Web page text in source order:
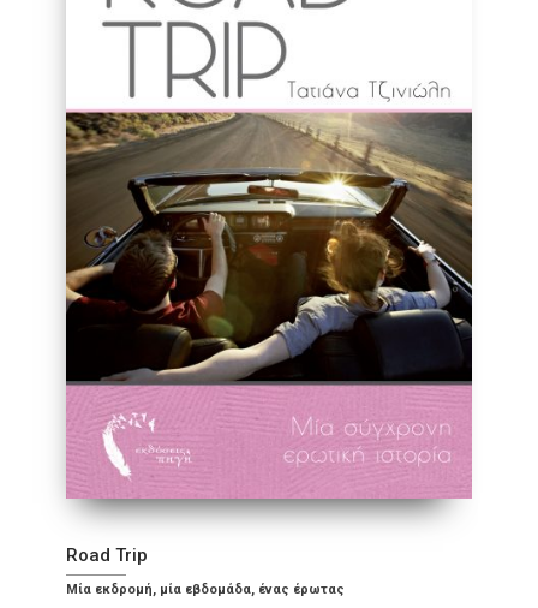
Road Trip
Μία εκδρομή, μία εβδομάδα, ένας έρωτας